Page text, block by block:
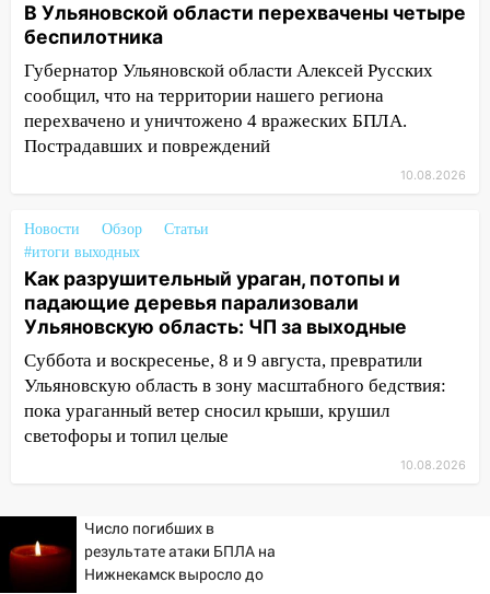
05:50 Пять украденных лошадей и
смертельная драка
05:00 Боль, скованность и старение
дисков: как повседневные привычки
незаметно разрушают наш позвоночник
на 10 августа
21:58 В Ульяновске около «нового»
моста утопили автомобиль «Вольво»
20:20 Итоги 9 августа в Ульяновской
области: разгул стихии, поиски
человека на Волге и транспортный
коллапс
Из-за ураганного ветра упали
Пепелище на Балтийской: в
Заволжье ульяновские спасатели
ликвидировали крупный пожар
В Ульяновской области перехвачены четыре
беспилотника
Губернатор Ульяновской области Алексей Русских
сообщил, что на территории нашего региона
перехвачено и уничтожено 4 вражеских БПЛА.
Пострадавших и повреждений
10.08.2026
Новости Обзор
Статьи
#итоги выходных
Как разрушительный ураган, потопы и
падающие деревья парализовали
Ульяновскую область: ЧП за выходные
Суббота и воскресенье, 8 и 9 августа, превратили
Ульяновскую область в зону масштабного бедствия:
пока ураганный ветер сносил крыши, крушил
светофоры и топил целые
10.08.2026
Число погибших в
результате атаки БПЛА на
Нижнекамск выросло до